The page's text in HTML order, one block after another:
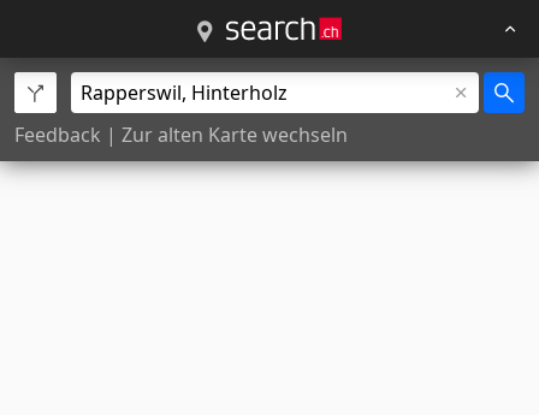
Feedback | Zur alten Karte wechseln